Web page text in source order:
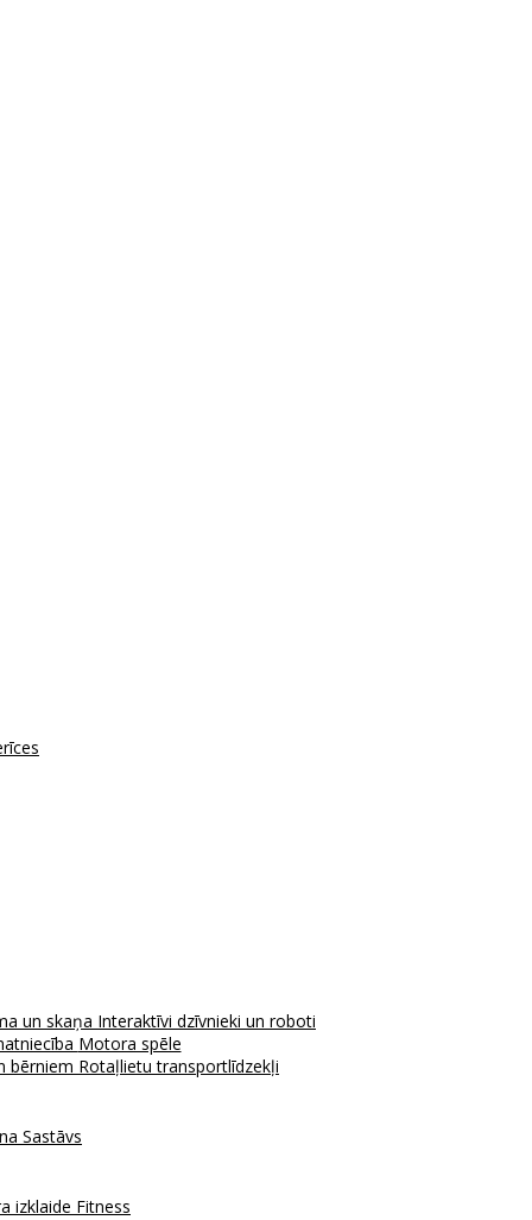
un skaņa Interaktīvi dzīvnieki un roboti
Motora spēle
bērniem Rotaļlietu transportlīdzekļi
Sastāvs
izklaide Fitness